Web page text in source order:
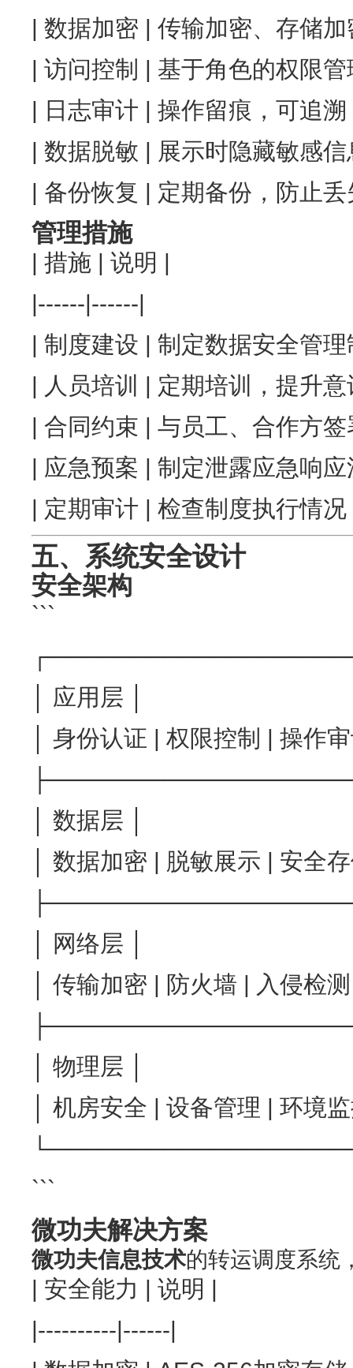
| 数据加密 | 传输加密、存储
| 访问控制 | 基于角色的权限
| 日志审计 | 操作留痕，可追溯
| 数据脱敏 | 展示时隐藏敏感
| 备份恢复 | 定期备份，防止
管理措施
| 措施 | 说明 |
|------|------|
| 制度建设 | 制定数据安全管
| 人员培训 | 定期培训，提升
| 合同约束 | 与员工、合作方
| 应急预案 | 制定泄露应急响
| 定期审计 | 检查制度执行情况
五、系统安全设计
安全架构
```
│ 应用层 │
│ 身份认证 | 权限控制 | 操作
│ 数据层 │
│ 数据加密 | 脱敏展示 | 安全
│ 网络层 │
│ 传输加密 | 防火墙 | 入侵检
│ 物理层 │
│ 机房安全 | 设备管理 | 环境
```
微功夫解决方案
微功夫信息技术的转运调度系统
| 安全能力 | 说明 |
|----------|------|